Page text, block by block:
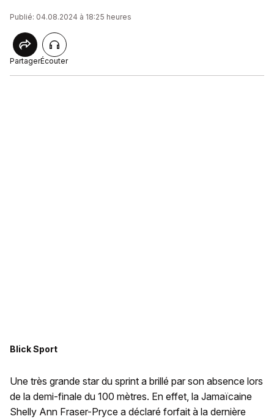
Publié: 04.08.2024 à 18:25 heures
PartagerÉcouter
Blick Sport
Une très grande star du sprint a brillé par son absence lors
de la demi-finale du 100 mètres. En effet, la Jamaïcaine
Shelly Ann Fraser-Pryce a déclaré forfait à la dernière